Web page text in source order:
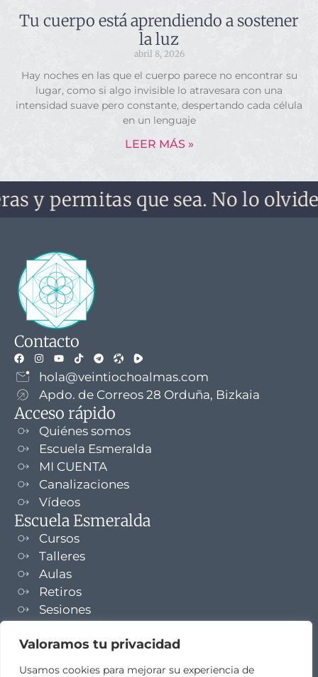
Valoramos tu privacidad
Usamos cookies para mejorar su experiencia de
Tu cuerpo está aprendiendo a sostener
la luz
abril 8, 2026
Hay noches en las que el cuerpo parece no encontrar su
lugar, como si algo invisible lo atravesara con una
intensidad suave pero constante, despertando cada célula
en un lenguaje
LEER MÁS »
que sea. No lo olvides, no
Contacto
hola@veintiochoalmas.com
Apdo. de Correos 28 Orduña, Bizkaia
Acceso rápido
Quiénes somos
Escuela Esmeralda
MI CUENTA
Canalizaciones
Vídeos
Escuela Esmeralda
Cursos
Talleres
Aulas
Retiros
Sesiones
NEWSLETTER